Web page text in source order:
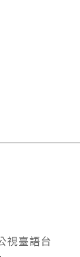
視臺語台